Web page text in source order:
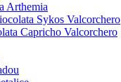
Arthemia
Sykos Valcorchero
Capricho Valcorchero